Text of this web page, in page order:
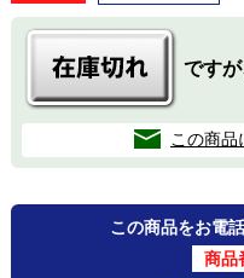
ですが
この商品
この商品をお電
商品